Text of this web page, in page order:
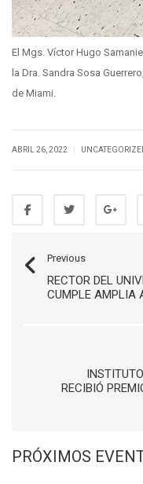
El Mgs. Víctor Hugo
la Dra. Sandra Sosa
de Miami.
ABRIL 26, 2022
Previous
RECTOR DEL
CUMPLE AMPLIA
RECIBIÓ
PRÓXIMOS